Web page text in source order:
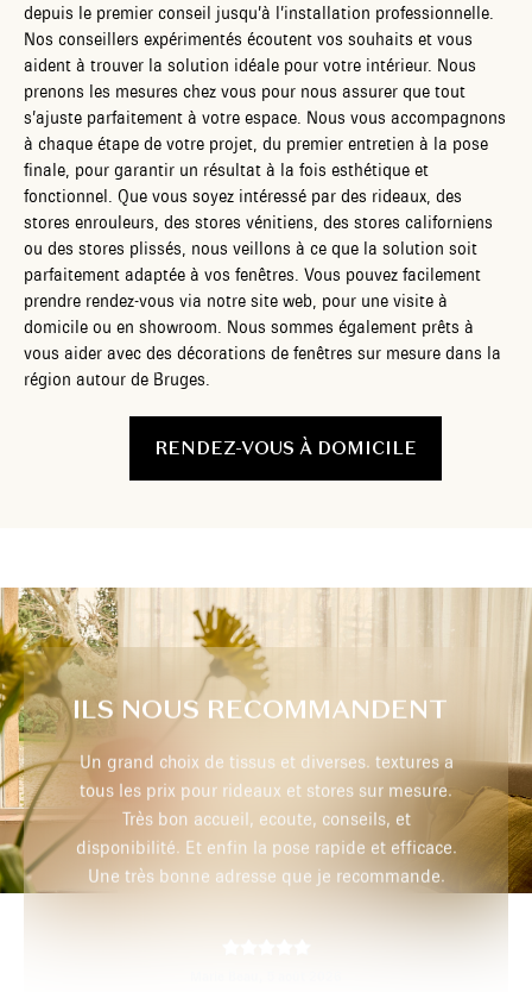
depuis le premier conseil jusqu’à l’installation professionnelle.
Nos conseillers expérimentés écoutent vos souhaits et vous
aident à trouver la solution idéale pour votre intérieur. Nous
prenons les mesures chez vous pour nous assurer que tout
s’ajuste parfaitement à votre espace. Nous vous accompagnons
à chaque étape de votre projet, du premier entretien à la pose
finale, pour garantir un résultat à la fois esthétique et
fonctionnel. Que vous soyez intéressé par des rideaux, des
stores enrouleurs, des stores vénitiens, des stores californiens
ou des stores plissés, nous veillons à ce que la solution soit
parfaitement adaptée à vos fenêtres. Vous pouvez facilement
prendre rendez-vous via notre site web, pour une visite à
domicile ou en showroom. Nous sommes également prêts à
vous aider avec des décorations de fenêtres sur mesure dans la
région autour de Bruges.
RENDEZ-VOUS À DOMICILE
ILS NOUS RECOMMANDENT
a
et
Très professionnel, je recommande
29 juillet 2026